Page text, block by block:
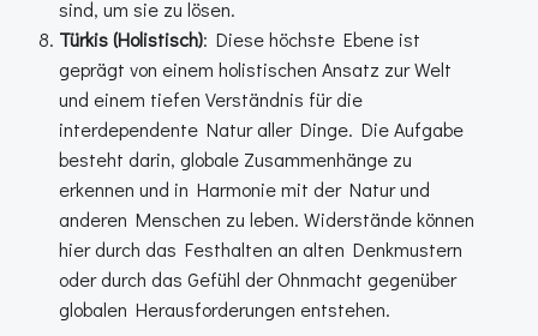
sind, um sie zu lösen.
Türkis (Holistisch): Diese höchste Ebene ist
geprägt von einem holistischen Ansatz zur Welt
und einem tiefen Verständnis für die
interdependente Natur aller Dinge. Die Aufgabe
besteht darin, globale Zusammenhänge zu
erkennen und in Harmonie mit der Natur und
anderen Menschen zu leben. Widerstände können
hier durch das Festhalten an alten Denkmustern
oder durch das Gefühl der Ohnmacht gegenüber
globalen Herausforderungen entstehen.